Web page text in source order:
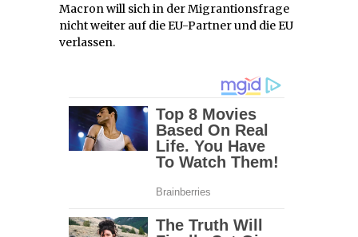
Macron will sich in der Migrantionsfrage
nicht weiter auf die EU-Partner und die EU
verlassen.